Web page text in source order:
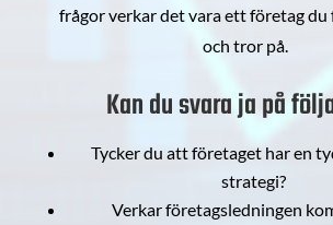
frågor verkar det vara ett företag du
och tror på.
Kan du svara ja på
Tycker du att företaget har en
strategi?
Verkar företagsledningen